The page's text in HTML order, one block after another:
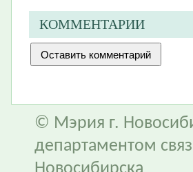
КОММЕНТАРИИ
© Мэрия г.
департаментом